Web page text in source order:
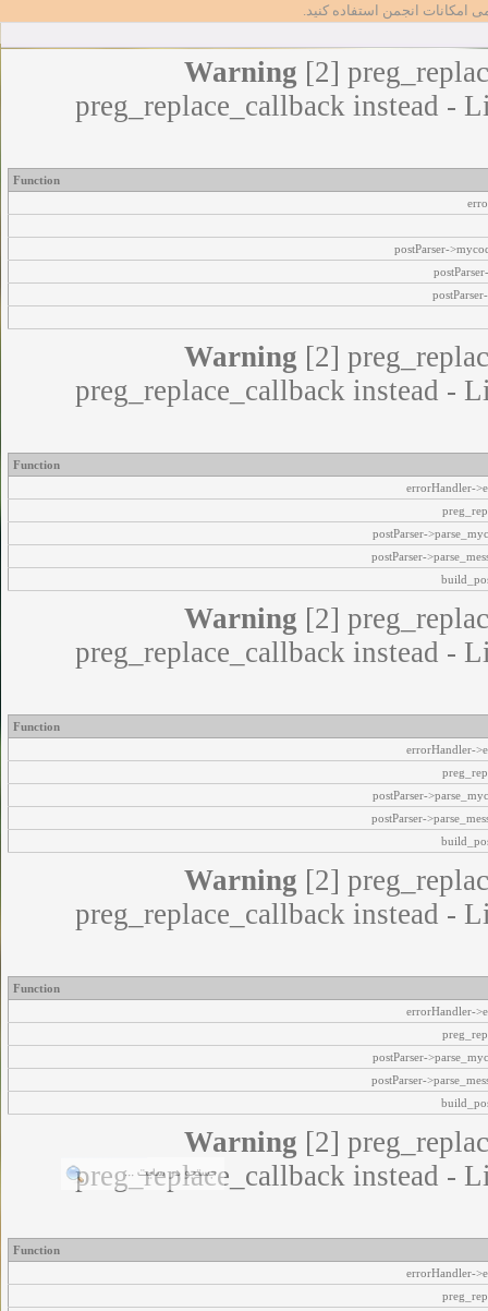
امکانات انجمن استفاده کنید.
Warning [2]
preg_replace_callback instead -
Function
postParser-
Warning [2]
preg_replace_callback instead -
Function
errorHandler-
postParser-
postParser-
Warning [2]
preg_replace_callback instead -
Function
errorHandler-
postParser-
postParser-
Warning [2]
preg_replace_callback instead -
Function
errorHandler-
postParser-
postParser-
Warning [2]
preg_replace_callback instead -
Function
errorHandler-